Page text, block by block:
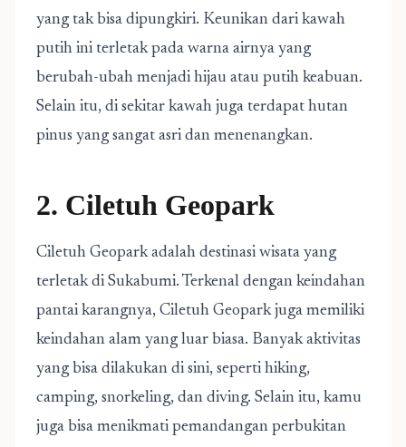
yang tak bisa dipungkiri. Keunikan dari kawah
putih ini terletak pada warna airnya yang
berubah-ubah menjadi hijau atau putih keabuan.
Selain itu, di sekitar kawah juga terdapat hutan
pinus yang sangat asri dan menenangkan.
2. Ciletuh Geopark
Ciletuh Geopark adalah destinasi wisata yang
terletak di Sukabumi. Terkenal dengan keindahan
pantai karangnya, Ciletuh Geopark juga memiliki
keindahan alam yang luar biasa. Banyak aktivitas
yang bisa dilakukan di sini, seperti hiking,
camping, snorkeling, dan diving. Selain itu, kamu
juga bisa menikmati pemandangan perbukitan